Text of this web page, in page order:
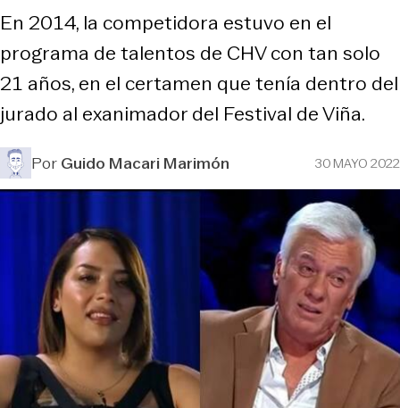
En 2014, la competidora estuvo en el
programa de talentos de CHV con tan solo
21 años, en el certamen que tenía dentro del
jurado al exanimador del Festival de Viña.
PorGuido Macari Marimón 30 MAYO 2022